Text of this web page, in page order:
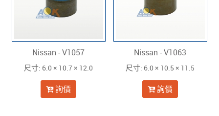
Nissan - V1057
尺寸: 6.0 × 10.7 × 12.0
詢價
Nissan - V1063
尺寸: 6.0 × 10.5 × 11.5
詢價